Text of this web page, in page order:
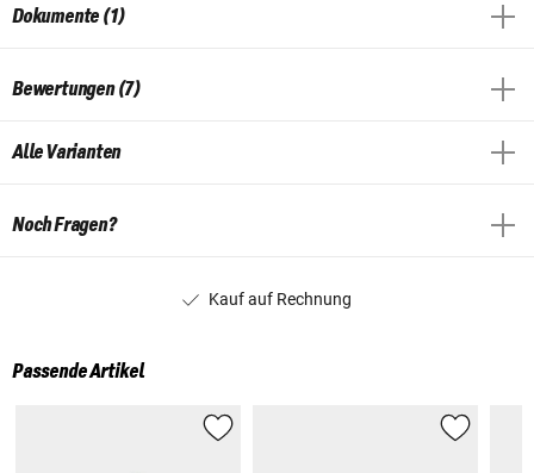
Dokumente (1)
Bewertungen (7)
Alle Varianten
Noch Fragen?
Kauf auf Rechnung
Passende Artikel